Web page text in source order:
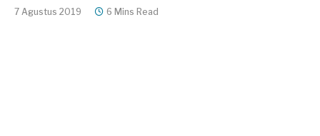
7 Agustus 2019 6 Mins Read